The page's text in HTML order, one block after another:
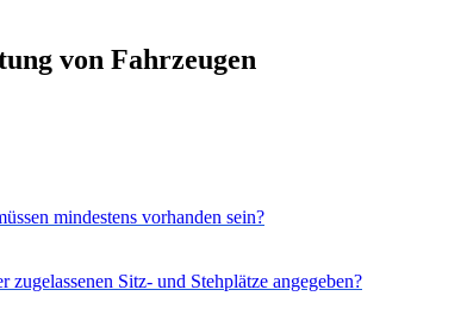
von Fahrzeugen
mindestens vorhanden sein?
Sitz- und Stehplätze angegeben?